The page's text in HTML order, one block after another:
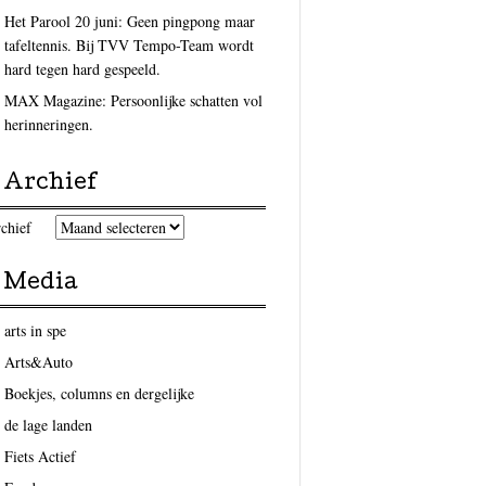
Het Parool 20 juni: Geen pingpong maar
tafeltennis. Bij TVV Tempo-Team wordt
hard tegen hard gespeeld.
MAX Magazine: Persoonlijke schatten vol
herinneringen.
Archief
Media
arts in spe
Arts&Auto
Boekjes, columns en dergelijke
de lage landen
Fiets Actief